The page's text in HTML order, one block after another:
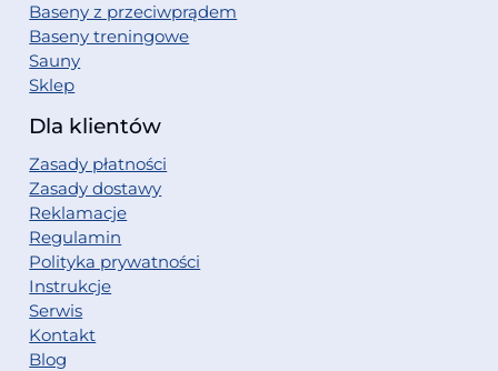
Baseny z przeciwprądem
Baseny treningowe
Sauny
Sklep
Dla klientów
Zasady płatności
Zasady dostawy
Reklamacje
Regulamin
Polityka prywatności
Instrukcje
Serwis
Kontakt
Blog